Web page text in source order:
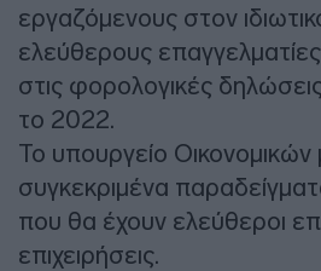
εργαζόμενους στον
ελεύθερους επαγγελματίες
στις φορολογικές
το 2022.
Το υπουργείο
συγκεκριμένα
που θα έχουν ελεύθεροι
επιχειρήσεις.